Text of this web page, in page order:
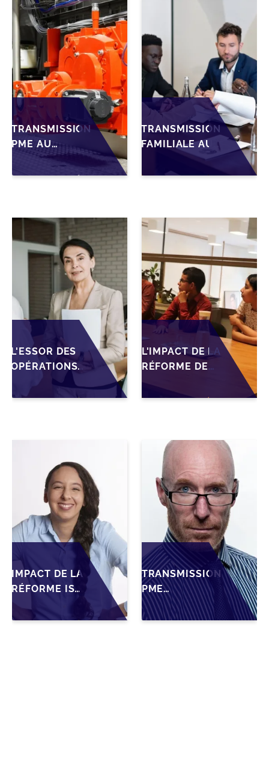
TRANSMISSION
PME AU
MAROC :
PRÉPARATIONS
FONDATEURS
AVANT LA MISE
SUR LE
MARCHÉ
TRANSMISSION
FAMILIALE AU
ANTICIPER LA
SÉCURISER LA
CESSION DES
PME
L'ESSOR DES
OPÉRATIONS
DE M&A MID-
MARKET AU
OPPORTUNITÉS
LES PME
L'IMPACT DE LA
RÉFORME DE
L'IS MAROCAIN
SUR LA
FAMILIALES
IMPACT DE LA
RÉFORME IS
TRANSMISSION
TRANSMISSION
PME
MAROCAINES :
SÉCURISER LA